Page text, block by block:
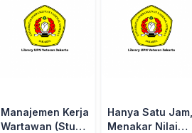
Manajemen Kerja
Wartawan (Studi
Hanya Satu Jam,
Menakar Nilai